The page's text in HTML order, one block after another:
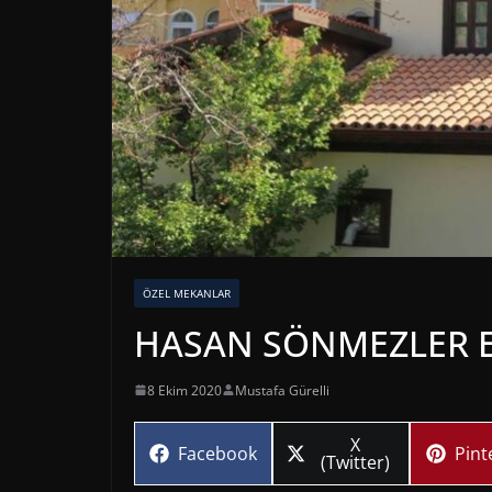
ÖZEL MEKANLAR
HASAN SÖNMEZLER
8 Ekim 2020 Mustafa Gürelli
Share
Facebook Share
on
X
(Twitter)